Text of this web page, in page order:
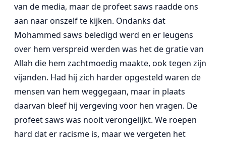
van de media, maar de profeet saws raadde ons
aan naar onszelf te kijken. Ondanks dat
Mohammed saws beledigd werd en er leugens
over hem verspreid werden was het de gratie van
Allah die hem zachtmoedig maakte, ook tegen zijn
vijanden. Had hij zich harder opgesteld waren de
mensen van hem weggegaan, maar in plaats
daarvan bleef hij vergeving voor hen vragen. De
profeet saws was nooit verongelijkt. We roepen
hard dat er racisme is, maar we vergeten het